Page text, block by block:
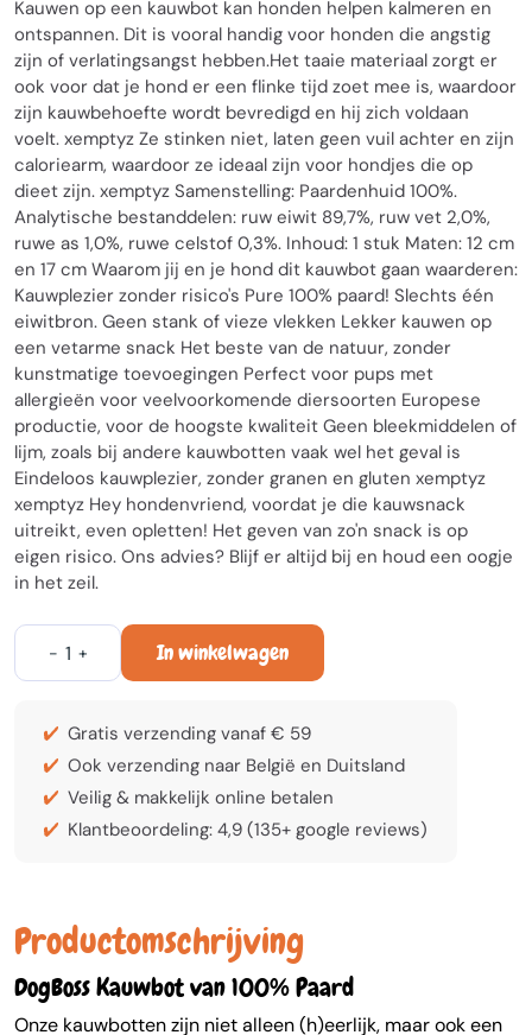
Kauwen op een kauwbot kan honden helpen kalmeren en
ontspannen. Dit is vooral handig voor honden die angstig
zijn of verlatingsangst hebben.Het taaie materiaal zorgt er
ook voor dat je hond er een flinke tijd zoet mee is, waardoor
zijn kauwbehoefte wordt bevredigd en hij zich voldaan
voelt. xemptyz Ze stinken niet, laten geen vuil achter en zijn
caloriearm, waardoor ze ideaal zijn voor hondjes die op
dieet zijn. xemptyz Samenstelling: Paardenhuid 100%.
Analytische bestanddelen: ruw eiwit 89,7%, ruw vet 2,0%,
ruwe as 1,0%, ruwe celstof 0,3%. Inhoud: 1 stuk Maten: 12 cm
en 17 cm Waarom jij en je hond dit kauwbot gaan waarderen:
Kauwplezier zonder risico's Pure 100% paard! Slechts één
eiwitbron. Geen stank of vieze vlekken Lekker kauwen op
een vetarme snack Het beste van de natuur, zonder
kunstmatige toevoegingen Perfect voor pups met
allergieën voor veelvoorkomende diersoorten Europese
productie, voor de hoogste kwaliteit Geen bleekmiddelen of
lijm, zoals bij andere kauwbotten vaak wel het geval is
Eindeloos kauwplezier, zonder granen en gluten xemptyz
xemptyz Hey hondenvriend, voordat je die kauwsnack
uitreikt, even opletten! Het geven van zo'n snack is op
eigen risico. Ons advies? Blijf er altijd bij en houd een oogje
in het zeil.
- + In winkelwagen
Gratis verzending vanaf € 59
Ook verzending naar België en Duitsland
Veilig & makkelijk online betalen
Klantbeoordeling: 4,9 (135+ google reviews)
Productomschrijving
DogBoss Kauwbot van 100% Paard
Onze kauwbotten zijn niet alleen (h)eerlijk, maar ook een